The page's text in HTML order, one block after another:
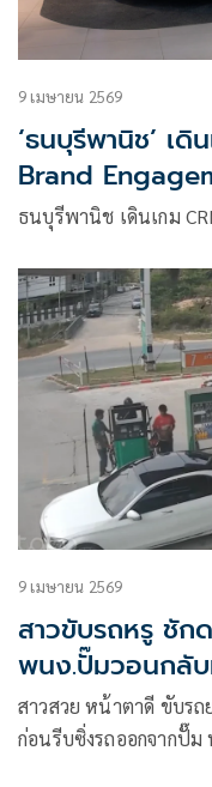
9 เมษายน 2569
‘ธนบุรีพานิช’ เดิ
Brand
ธนบุรีพานิช เดินเกม
9 เมษายน 2569
สาวขับรถหรู ชัก
พนง.ปั๊มวอนกลับ
สาวสวย หน้าตาดี ขับร
ก่อนรีบซิ่งรถออกจากปั๊